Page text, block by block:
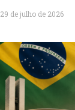
29 de julho de 2026